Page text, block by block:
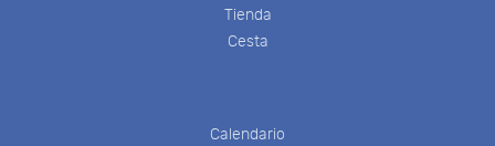
Tienda
Cesta
Calendario